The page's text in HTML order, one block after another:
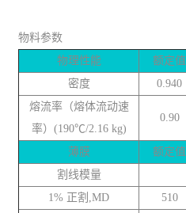
物料参数
物理性能
额定值
密度
0.940
熔流率（熔体流动速
率）(190℃/2.16 kg)
0.90
薄膜 额定值
割线模量
1% 正割,MD
510